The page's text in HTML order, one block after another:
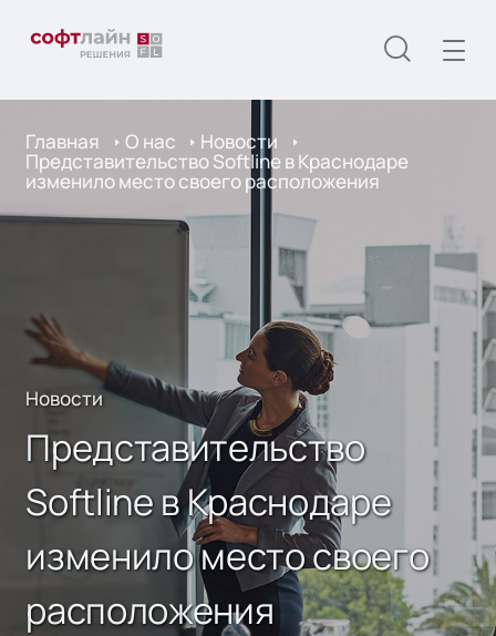
Главная О нас Новости
Представительство Softline в Краснодаре
изменило место своего расположения
Новости
Представительство
Softline в Краснодаре
изменило место своего
расположения